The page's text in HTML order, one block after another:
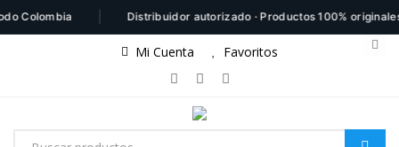
Distribuidor autorizado · Productos 100% originales
Mi Cuenta Favoritos